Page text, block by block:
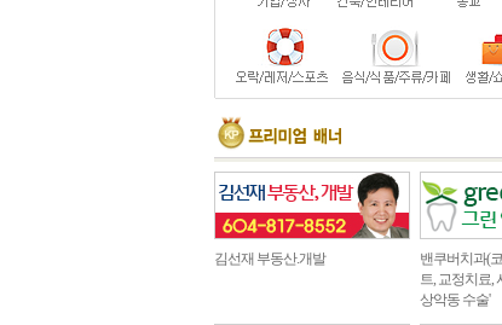
김선재 부동산.개발
밴쿠버치과(
트, 교정치료,
상악동 수술'